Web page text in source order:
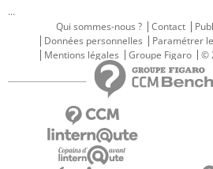
...
Qui sommes-nous ?
Contact
Données personnelles
Paramétrer
Mentions légales
Groupe Figaro ©